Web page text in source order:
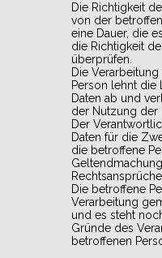
Die Richtigkeit
von der
eine Dauer, die
die Richtigkeit
überprüfen.
Die
Person lehnt
Daten ab und
der Nutzung der
Der
Daten für die
die betroffene
Die betroffene
Verarbeitung
und es steht
Gründe des
betroffenen